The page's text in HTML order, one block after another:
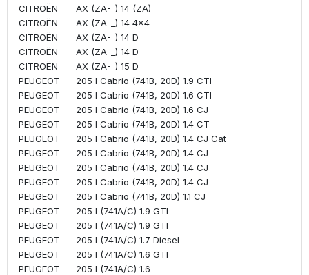
CITROËN
AX (ZA-_) 14 (ZA)
CITROËN
AX (ZA-_) 14 4x4
CITROËN
AX (ZA-_) 14 D
CITROËN
AX (ZA-_) 14 D
CITROËN
AX (ZA-_) 15 D
PEUGEOT
205 I Cabrio (741B, 20D) 1.9 CTI
PEUGEOT
205 I Cabrio (741B, 20D) 1.6 CTI
PEUGEOT
205 I Cabrio (741B, 20D) 1.6 CJ
PEUGEOT
205 I Cabrio (741B, 20D) 1.4 CT
PEUGEOT
205 I Cabrio (741B, 20D) 1.4 CJ Cat
PEUGEOT
205 I Cabrio (741B, 20D) 1.4 CJ
PEUGEOT
205 I Cabrio (741B, 20D) 1.4 CJ
PEUGEOT
205 I Cabrio (741B, 20D) 1.4 CJ
PEUGEOT
205 I Cabrio (741B, 20D) 1.1 CJ
PEUGEOT
205 I (741A/C) 1.9 GTI
PEUGEOT
205 I (741A/C) 1.9 GTI
PEUGEOT
205 I (741A/C) 1.7 Diesel
PEUGEOT
205 I (741A/C) 1.6 GTI
PEUGEOT
205 I (741A/C) 1.6